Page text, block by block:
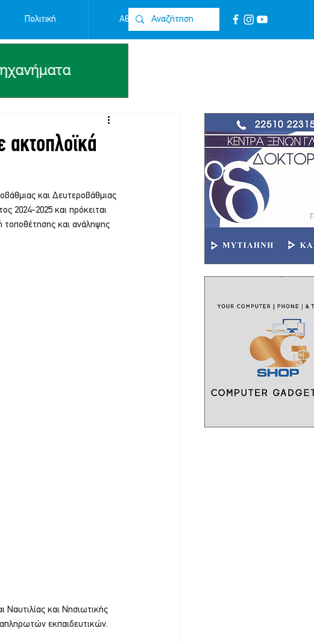
Πολιτική Αθλητικά Επικοινωνία
ακτοπλοϊκά
και Δευτεροβάθμιας
2024-2025 και πρόκειται
τοποθέτησης και ανάληψης
και Νησιωτικής
εκπαιδευτικών.